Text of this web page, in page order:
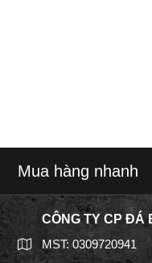
Mua hàng nhanh
CÔNG TY CP ĐÁ
MST: 0309720941